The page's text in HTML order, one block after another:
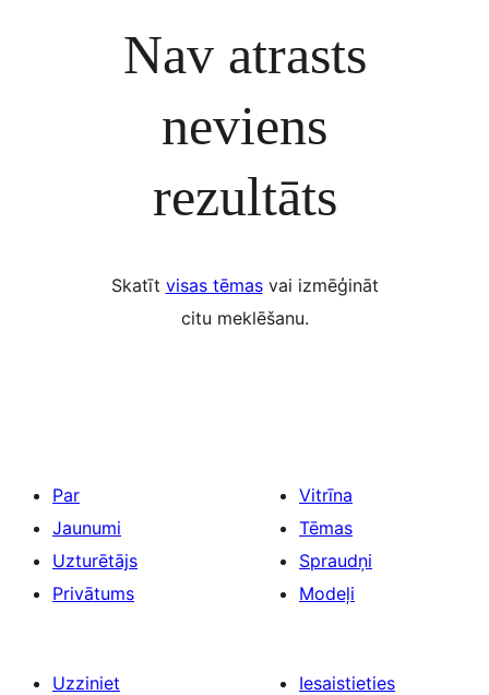
Nav atrasts
neviens
rezultāts
Skatīt visas tēmasvai izmēģināt
citu meklēšanu.
Par
Jaunumi
Uzturētājs
Privātums
Vitrīna
Tēmas
Spraudņi
Modeļi
Uzziniet
Iesaistieties